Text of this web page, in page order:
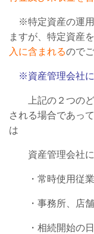
※特定資産の運用
ますが、特定資産
入に含まれるので
※資産管理会社
上記の２つのど
される場合であっ
は
資産管理会社に
・常時使用従業
・事務所、店舗
・相続開始の日